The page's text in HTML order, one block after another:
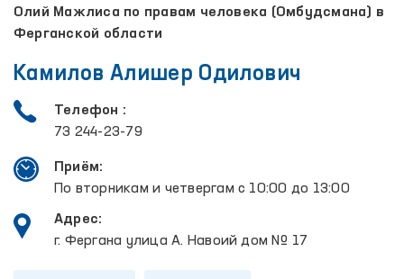
Олий Мажлиса по правам человека (Омбудсмана) в
Ферганской области
Камилов Алишер Одилович
Телефон :
73 244-23-79
Приём:
По вторникам и четвергам с 10:00 до 13:00
Адрес:
г. Фергана улица А. Навоий дом № 17